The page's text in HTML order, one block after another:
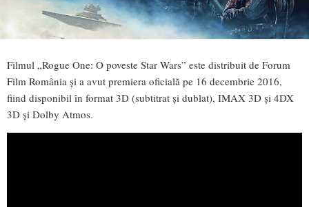
Filmul „Rogue One: O poveste Star Wars” este distribuit de Forum
Film România şi a avut premiera oficială pe 16 decembrie 2016,
fiind disponibil în format 3D (subtitrat şi dublat), IMAX 3D şi 4DX
3D şi Dolby Atmos.